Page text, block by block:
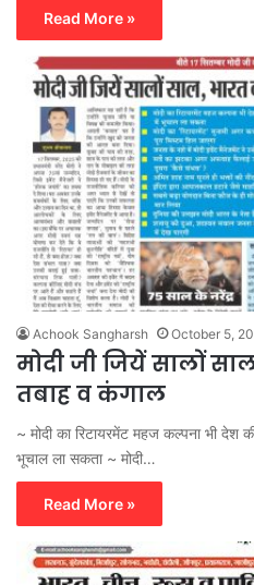
Read More »
Achook Sangharsh October 5,
मोदी जी जियें सालों
तबाह व कंगाल
~ मोदी का रिटायरमेंट महज कल्पना भी देश
भूचाल ला सकता ~ मोदी…
Read More »